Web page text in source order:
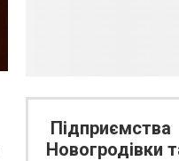
Підприємства
Новогродівки